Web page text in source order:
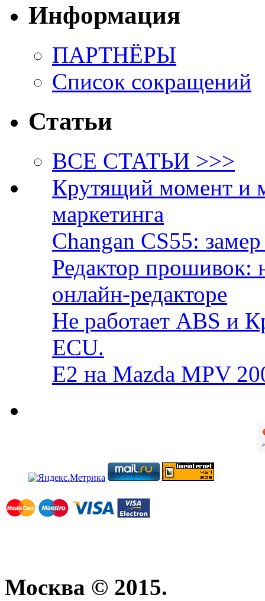
Информация
ПАРТНЁРЫ
Список сокращений
Статьи
ВСЕ СТАТЬИ >>>
Крутящий момент и
маркетинга
Changan CS55:
Редактор прошивок:
онлайн-редакторе
Не работает ABS и
ECU.
E2 на Mazda MPV
Москва © 2015.